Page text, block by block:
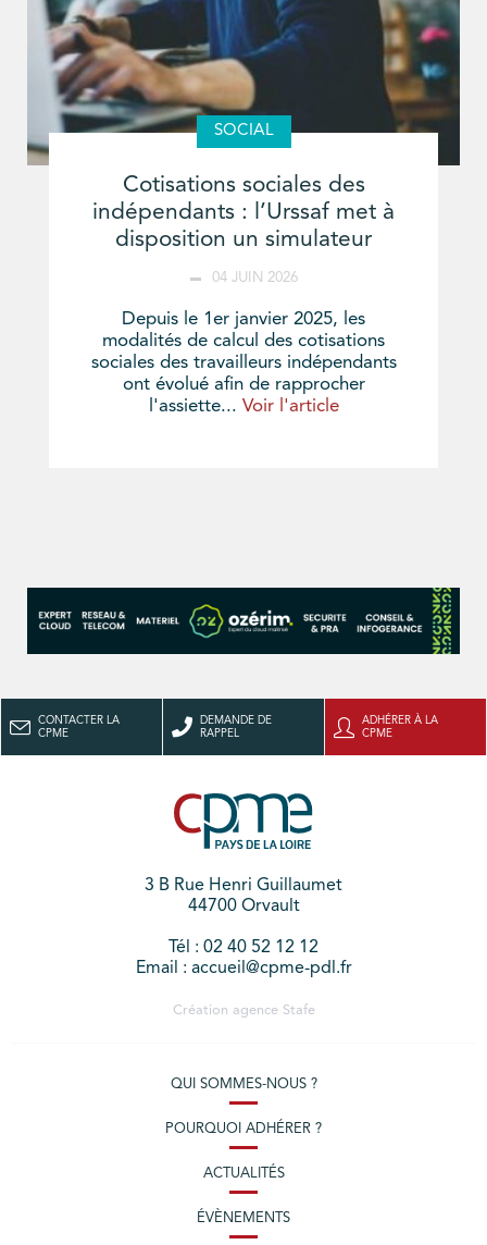
SOCIAL
Cotisations sociales des
indépendants : l’Urssaf met à
disposition un simulateur
04 JUIN 2026
Depuis le 1er janvier 2025, les
modalités de calcul des cotisations
sociales des travailleurs indépendants
ont évolué afin de rapprocher
l'assiette... Voir l'article
CONTACTER LA
CPME
DEMANDE DE
RAPPEL
ADHÉRER À LA
CPME
3 B Rue Henri Guillaumet
44700 Orvault
Tél : 02 40 52 12 12
Email : accueil@cpme-pdl.fr
Création agence Stafe
QUI SOMMES-NOUS ?
POURQUOI ADHÉRER ?
ACTUALITÉS
ÉVÈNEMENTS